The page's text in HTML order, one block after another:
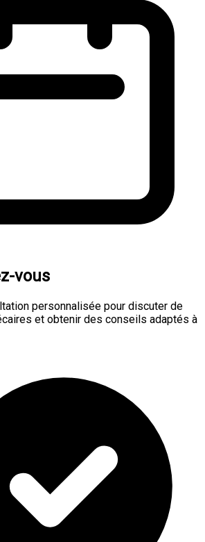
vous
personnalisée pour discuter de
et obtenir des conseils adaptés à